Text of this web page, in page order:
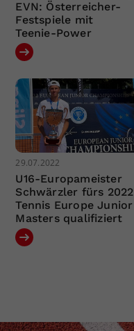
EVN: Österreicher-
Festspiele mit
Teenie-Power
29.07.2022
U16-Europameister
Schwärzler fürs 2022
Tennis Europe Junior
Masters qualifiziert